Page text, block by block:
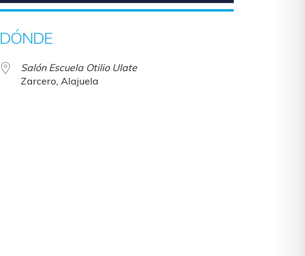
DÓNDE
Salón Escuela Otilio Ulate
Zarcero, Alajuela